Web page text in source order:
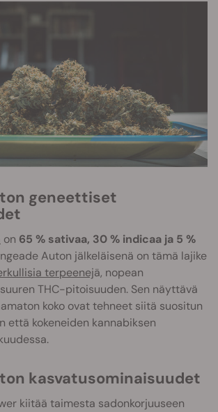
on 65 % sativaa, 30 % indicaa ja 5 %
Auton jälkeläisenä on tämä lajike
terpeenejä, nopean
THC-pitoisuuden. Sen näyttävä
koko ovat tehneet siitä suositun
että kokeneiden kannabiksen
kasvatusominaisuudet
kiitää taimesta sadonkorjuuseen